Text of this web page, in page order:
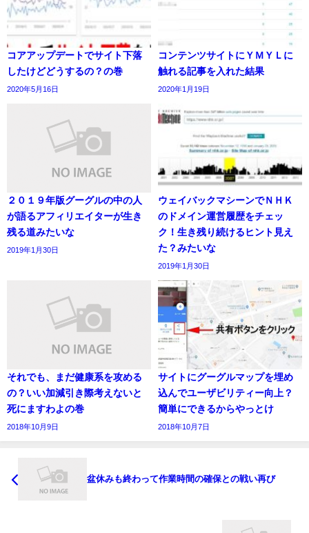
コアアップデートでサイト下落
したけどどうするの？の巻
2020年5月16日
コンテンツサイトにＹＭＹＬに
触れる記事を入れた結果
2020年1月19日
２０１９年版グーグルの中の人
が語るアフィリエイターが生き
残る道みたいな
2019年1月30日
ウェイバックマシーンでＮＨＫ
のドメイン運営履歴をチェッ
ク！生き残り続けるヒント見え
た？みたいな
2019年1月30日
それでも、まだ健康系を攻める
の？いい加減引き際考えないと
死にますわよの巻
2018年10月9日
サイトにグーグルマップを埋め
込んでユーザビリティー向上？
簡単にできるからやっとけ
2018年10月7日
盆休みも終わって作業時間の確保との戦い再び